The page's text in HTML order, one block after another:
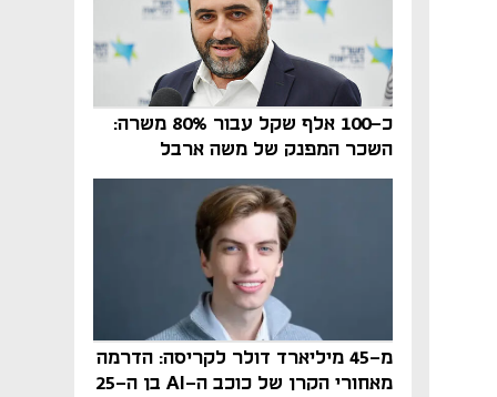
כ-100 אלף שקל עבור 80% משרה:
השכר המפנק של משה ארבל
במהדרין נחשף
מ-45 מיליארד דולר לקריסה: הדרמה
מאחורי הקרן של כוכב ה-AI בן ה-25